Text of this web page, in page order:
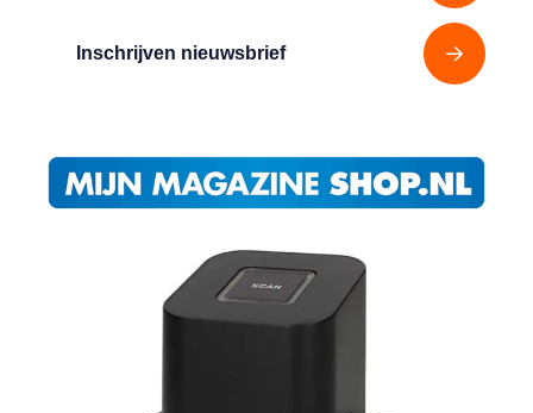
Inschrijven nieuwsbrief